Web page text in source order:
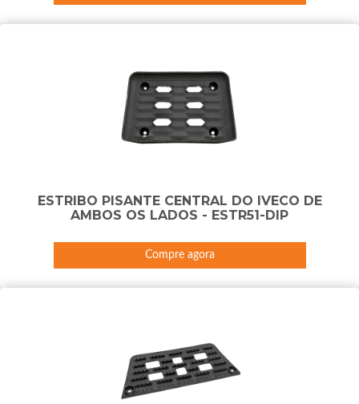
ESTRIBO PISANTE CENTRAL DO IVECO DE
AMBOS OS LADOS - ESTR51-DIP
Compre agora